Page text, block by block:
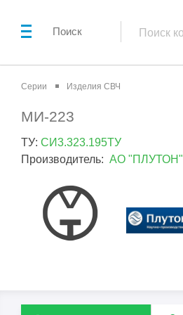
Поиск
Серии Изделия СВЧ
МИ-223
ТУ: СИ3.323.195ТУ
Производитель: АО "ПЛУТОН"